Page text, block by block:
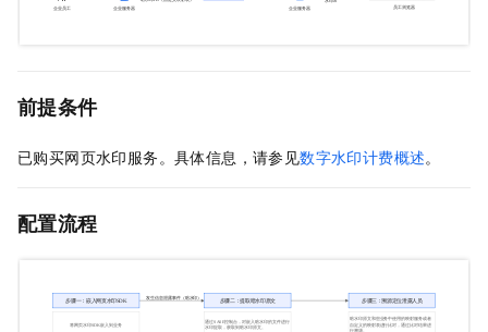
前提条件
已购买网页水印服务。具体信息，请参见数字水印计费概述。
配置流程